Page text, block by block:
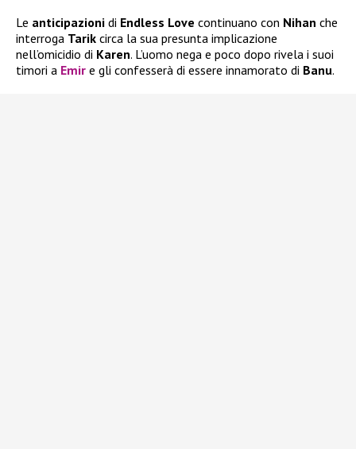
Le anticipazioni di Endless Love continuano con Nihan che
interroga Tarik circa la sua presunta implicazione
nell’omicidio di Karen. L’uomo nega e poco dopo rivela i suoi
timori a Emir e gli confesserà di essere innamorato di Banu.